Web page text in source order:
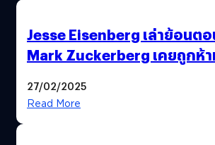
Jesse Eisenberg เล่าย้อนต
Mark Zuckerberg เคยถูกห้า
27/02/2025
Read More